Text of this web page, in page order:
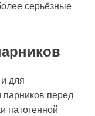
серьёзные
для
парников перед
патогенной